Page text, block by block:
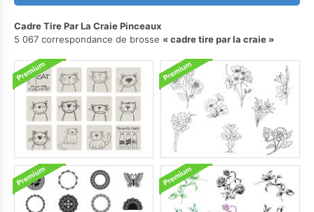
Cadre Tire Par La Craie Pinceaux
5 067 correspondance de brosse
cadre tire par la craie